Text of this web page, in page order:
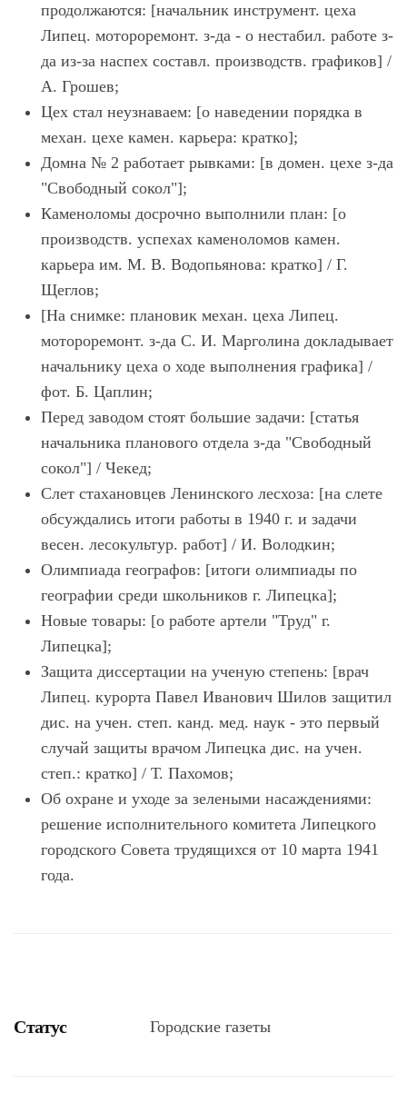
продолжаются: [начальник инструмент. цеха
Липец. мотороремонт. з-да - о нестабил. работе з-
да из-за наспех составл. производств. графиков] /
А. Грошев;
Цех стал неузнаваем: [о наведении порядка в
механ. цехе камен. карьера: кратко];
Домна № 2 работает рывками: [в домен. цехе з-да
"Свободный сокол"];
Каменоломы досрочно выполнили план: [о
производств. успехах каменоломов камен.
карьера им. М. В. Водопьянова: кратко] / Г.
Щеглов;
[На снимке: плановик механ. цеха Липец.
мотороремонт. з-да С. И. Марголина докладывает
начальнику цеха о ходе выполнения графика] /
фот. Б. Цаплин;
Перед заводом стоят большие задачи: [статья
начальника планового отдела з-да "Свободный
сокол"] / Чекед;
Слет стахановцев Ленинского лесхоза: [на слете
обсуждались итоги работы в 1940 г. и задачи
весен. лесокультур. работ] / И. Володкин;
Олимпиада географов: [итоги олимпиады по
географии среди школьников г. Липецка];
Новые товары: [о работе артели "Труд" г.
Липецка];
Защита диссертации на ученую степень: [врач
Липец. курорта Павел Иванович Шилов защитил
дис. на учен. степ. канд. мед. наук - это первый
случай защиты врачом Липецка дис. на учен.
степ.: кратко] / Т. Пахомов;
Об охране и уходе за зелеными насаждениями:
решение исполнительного комитета Липецкого
городского Совета трудящихся от 10 марта 1941
года.
Статус Городские газеты